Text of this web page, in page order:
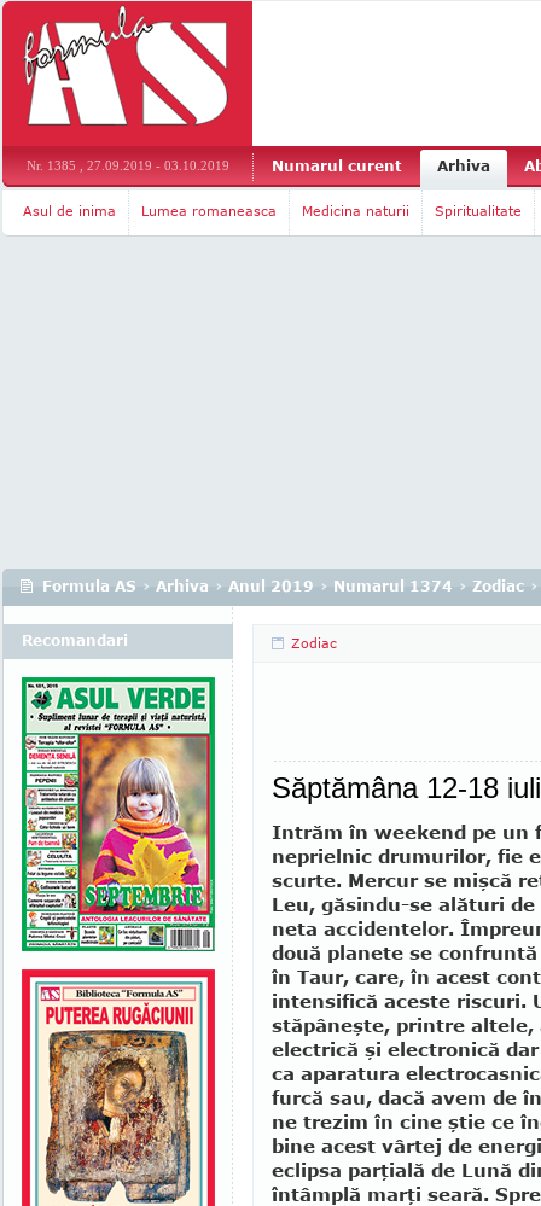
Nr. 1385 , 27.09.2019 - 03.10.2019 Numarul curent Arhiva
Asul de inima Lumea romaneasca Medicina naturii Spiritualitate
Formula AS › Arhiva › Anul 2019 › Numarul 1374 › Zodiac
Zodiac
Săptămâna 12-18
Intrăm în weekend pe un
neprielnic dru­murilor, fie
scurte. Mercur se miş­că
Leu, găsindu-se alături
neta accidentelor.
două planete se
în Taur, care, în acest
intensifică aceste riscuri.
stăpâneşte, printre altele,
electrică şi electronică
ca aparatura
furcă sau, da­că avem de
ne tre­zim în cine ştie ce
bine acest vârtej de
eclipsa parţială de Lună
întâmplă marţi seară.
Recomandari